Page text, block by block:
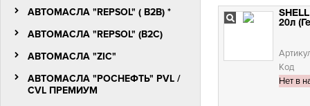
АВТОМАСЛА "REPSOL" ( B2B) *
АВТОМАСЛА "REPSOL" (B2C)
АВТОМАСЛА "ZIC"
АВТОМАСЛА "РОСНЕФТЬ" PVL /
СVL ПРЕМИУМ
20л
Код
Нет в